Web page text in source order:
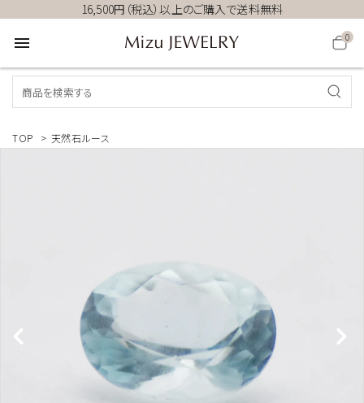
16,500円（税込）以上のご購入で送料無料
menu 0
TOP > 天然石ルース